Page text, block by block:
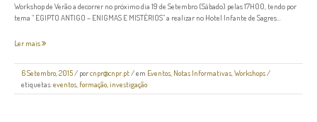
Workshop de Verão a decorrer no próximo dia 19 de Setembro (Sábado) pelas 17H00, tendo por
tema “ EGIPTO ANTIGO – ENIGMAS E MISTÉRIOS” a realizar no Hotel Infante de Sagres...
Ler mais
6 Setembro, 2015/ porcnpr@cnpr.pt/ em Eventos, Notas Informativas,Workshops/
etiquetas:eventos, formação,investigação